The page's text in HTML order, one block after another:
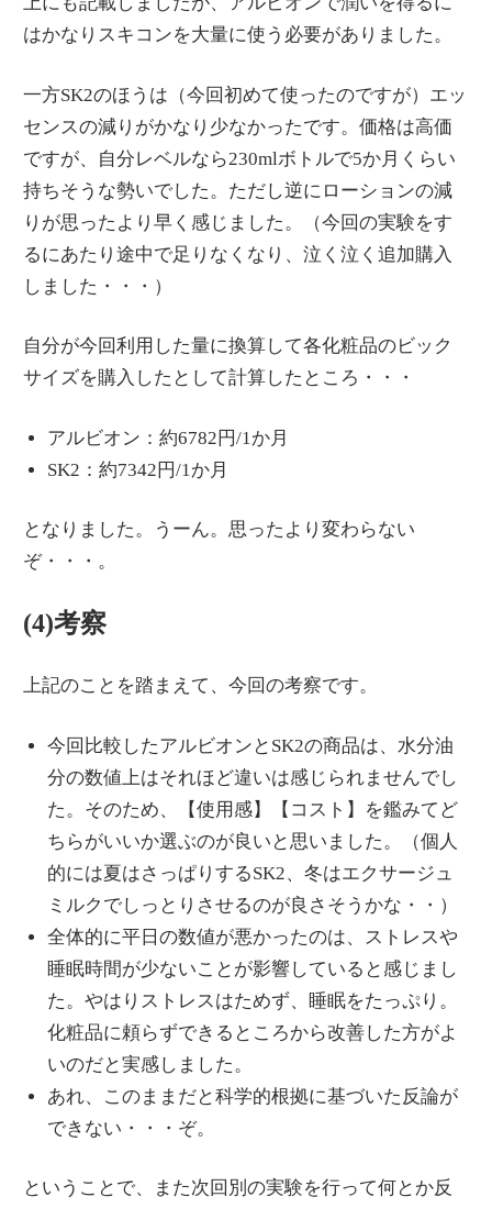
はかなりスキコンを大量に使う必要がありました。
一方SK2のほうは（今回初めて使ったのですが）エッ
センスの減りがかなり少なかったです。価格は高価
ですが、自分レベルなら230mlボトルで5か月くらい
持ちそうな勢いでした。ただし逆にローションの減
りが思ったより早く感じました。（今回の実験をす
るにあたり途中で足りなくなり、泣く泣く追加購入
しました・・・）
自分が今回利用した量に換算して各化粧品のビック
サイズを購入したとして計算したところ・・・
アルビオン：約6782円/1か月
SK2：約7342円/1か月
となりました。うーん。思ったより変わらない
ぞ・・・。
(4)考察
上記のことを踏まえて、今回の考察です。
今回比較したアルビオンとSK2の商品は、水分油
分の数値上はそれほど違いは感じられませんでし
た。そのため、【使用感】【コスト】を鑑みてど
ちらがいいか選ぶのが良いと思いました。（個人
的には夏はさっぱりするSK2、冬はエクサージュ
ミルクでしっとりさせるのが良さそうかな・・）
全体的に平日の数値が悪かったのは、ストレスや
睡眠時間が少ないことが影響していると感じまし
た。やはりストレスはためず、睡眠をたっぷり。
化粧品に頼らずできるところから改善した方がよ
いのだと実感しました。
あれ、このままだと科学的根拠に基づいた反論が
できない・・・ぞ。
ということで、また次回別の実験を行って何とか反